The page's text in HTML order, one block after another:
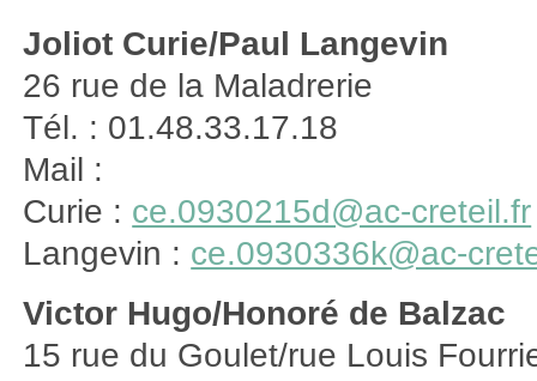
Joliot Curie/Paul Langevin
26 rue de la Maladrerie
Tél. : 01.48.33.17.18
Mail :
Curie : ce.0930215d@ac-creteil.fr
Langevin : ce.0930336k@ac-
Victor Hugo/Honoré de Balzac
15 rue du Goulet/rue Louis